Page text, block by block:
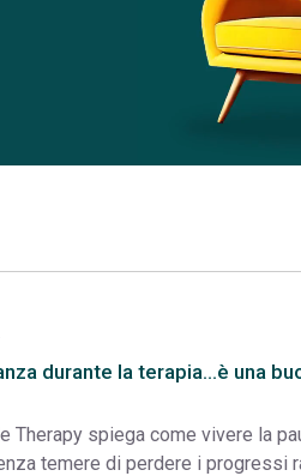
durante la terapia…è una
Therapy spiega come vivere la
temere di perdere i progressi